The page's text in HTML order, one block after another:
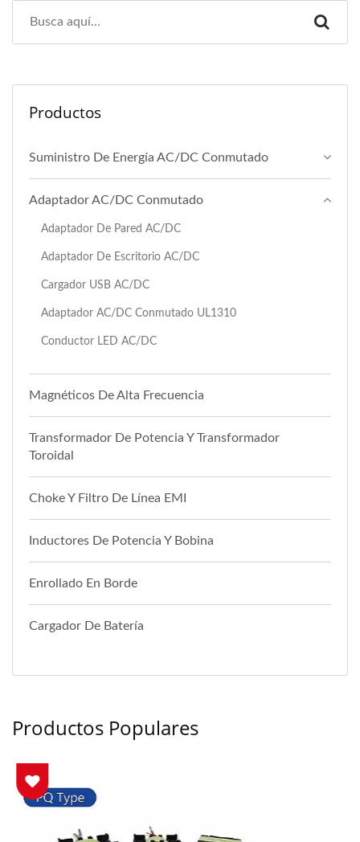
Productos
Suministro De Energía AC/DC Conmutado
Adaptador AC/DC Conmutado
Adaptador De Pared AC/DC
Adaptador De Escritorio AC/DC
Cargador USB AC/DC
Adaptador AC/DC Conmutado UL1310
Conductor LED AC/DC
Magnéticos De Alta Frecuencia
Transformador De Potencia Y Transformador
Toroidal
Choke Y Filtro De Línea EMI
Inductores De Potencia Y Bobina
Enrollado En Borde
Cargador De Batería
Productos Populares